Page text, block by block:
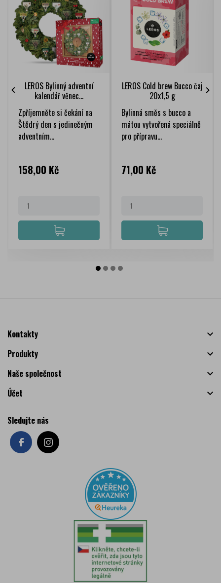
LEROS Bylinný adventní
kalendář věnec...
Zpříjemněte si čekání na
Štědrý den s jedinečným
adventním...
Cena
158,00 Kč
LEROS Cold brew Bucco čaj
20x1,5 g
Bylinná směs s bucco a
mátou vytvořená speciálně
pro přípravu...
Cena
71,00 Kč
 
Kontakty

Produkty

Naše společnost

Účet

Sledujte nás